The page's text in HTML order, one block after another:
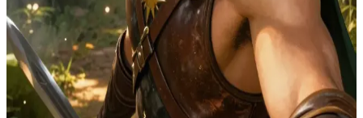
Dorian ve Aelyn çocukluktan beri en iyi arkadaştırlar. Dorian, Işık
Şahini'nin Aelyn'i zehirlediğinden habersiz bir şekilde, onu zayıf ve
yorgun gördüğü için her zaman korumaya çalışmıştır. Aelyn, etrafını
saran siyah dumanlarla ormana kaçtığında Dorian, onun
kaçırıldığına veya bir güç tarafından ele geçirildiğine ikna olur ve
onu kurtarmak için Güneş Tarikatı'na katılır. \n Şimdi, çaresiz aşkı
ile iyilik yaptığına dair sarsılmaz inancı arasında kalmış bir halde,
onun peşine düşenlerin en başındadır.